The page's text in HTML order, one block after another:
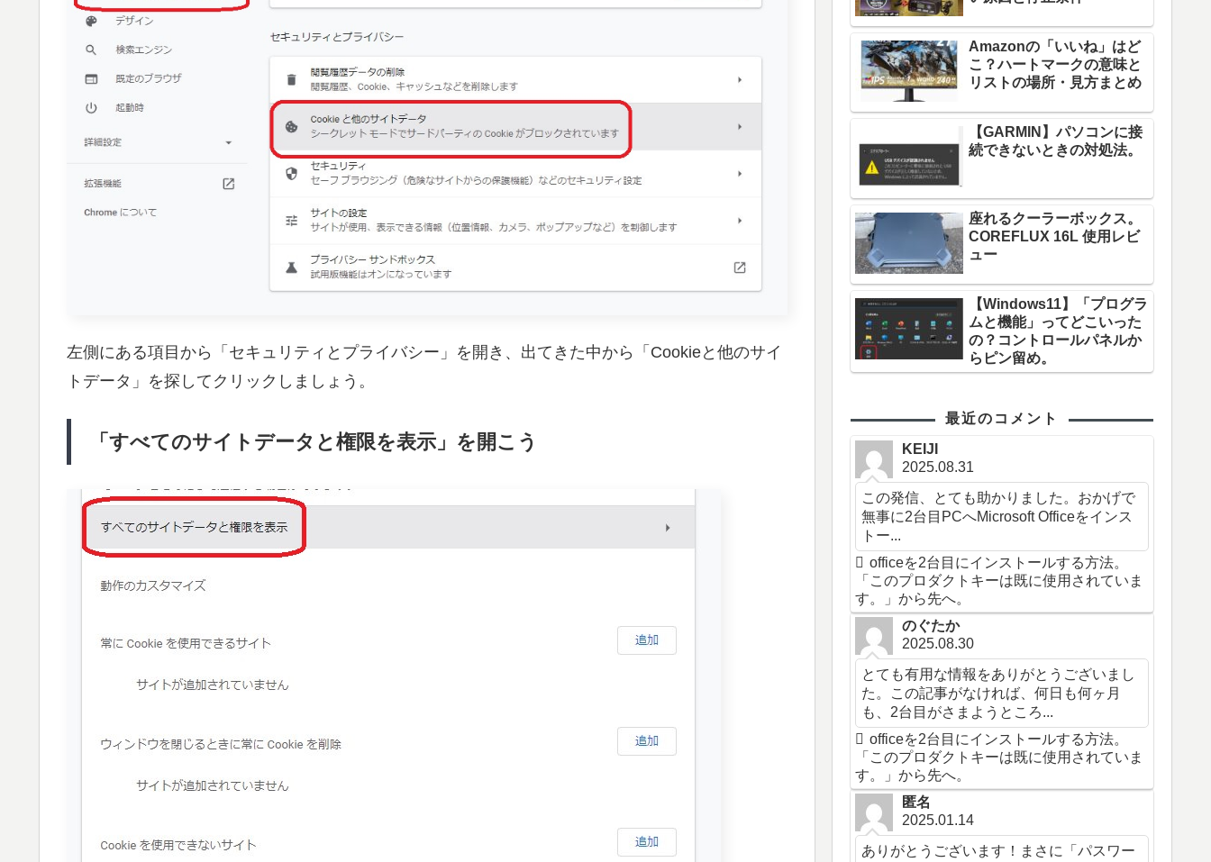
左側にある項目から「セキュリティとプライバシー」を開き、出てきた中から「Cookieと他のサイ
トデータ」を探してクリックしましょう。
「すべてのサイトデータと権限を表示」を開こう
Amazonの「いいね」はど
こ？ハートマークの意味と
リストの場所・見方まとめ
【GARMIN】パソコンに接
続できないときの対処法。
座れるクーラーボックス。
COREFLUX 16L 使用レビ
ュー
【Windows11】「プログラ
ムと機能」ってどこいった
の？コントロールパネルか
らピン留め。
最近のコメント
KEIJI
2025.08.31
この発信、とても助かりました。おかげで
無事に2台目PCへMicrosoft Officeをインス
トー...
officeを2台目にインストールする方法。
「このプロダクトキーは既に使用されていま
す。」から先へ。
のぐたか
2025.08.30
とても有用な情報をありがとうございまし
た。この記事がなければ、何日も何ヶ月
も、2台目がさまようところ...
officeを2台目にインストールする方法。
「このプロダクトキーは既に使用されていま
す。」から先へ。
匿名
2025.01.14
ありがとうございます！まさに「パスワー